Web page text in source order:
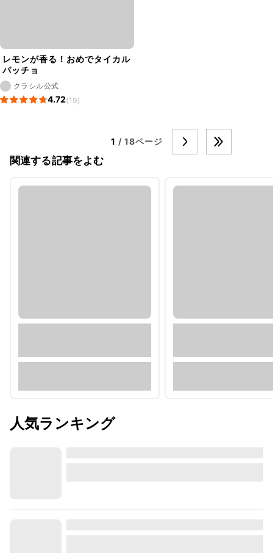
レモンが香る！おめでタイカル
パッチョ
クラシル公式
4.72(19)
1 / 18ページ
関連する記事をよむ
人気ランキング